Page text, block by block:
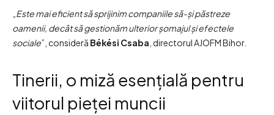
Este mai eficient să sprijinim companiile să-și păstreze
oamenii, decât să gestionăm ulterior șomajul și efectele
sociale”, consideră Békési Csaba , directorul AJOFM Bihor.
Tinerii, o miză esențială pentru
viitorul pieței muncii